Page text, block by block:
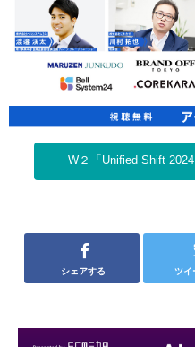
W２「Unified Shift
シェアする ツイ